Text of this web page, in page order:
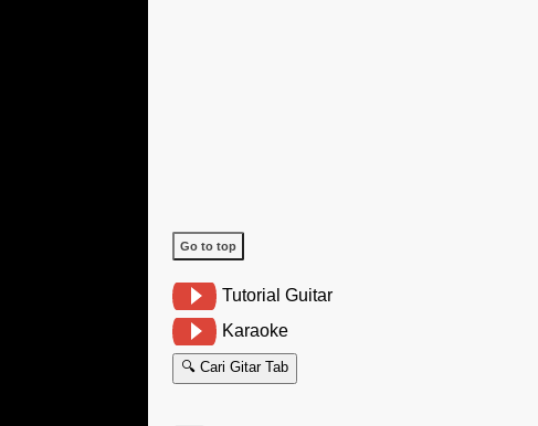
Go to top
Tutorial Guitar
Karaoke
🔍 Cari Gitar Tab